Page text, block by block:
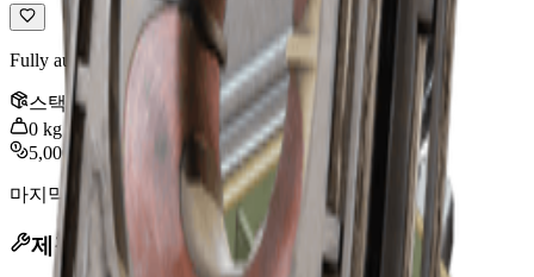
Fully automatic SMG with high fire rate but low accuracy.
스택 :1
0 kg
5,000
마지막 업데이트 Jan 13, 2026
제작 레시피